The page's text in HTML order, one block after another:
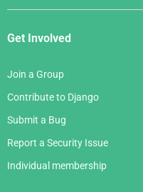
Get Involved
Join a Group
Contribute to Django
Submit a Bug
Report a Security Issue
Individual membership